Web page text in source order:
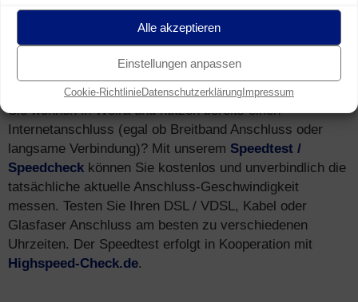
Alle akzeptieren
Einstellungen anpassen
Cookie-RichtlinieDatenschutzerklärung Impressum
für Breitband Anschluss in
Weira (Speedcheck)
Sie wohnen in Weira und nutzen bereits einen
Internetanschluss (egal ob Breitband Anschluss oder
langsame Verbindung)? Mit unserem Speedtest /
Speedcheck können Sie kostenlos und unverbindlich die
tatsächliche aktuelle Anschluss-Geschwindigkeit
messen. Testen Sie Ihren DSL / VDSL, Kabel oder
Glasfaser Anschluss am besten zu verschiedenen
Uhrzeiten. Der Speedtest erfolgt in Kooperation mit
Highspeed-Check.de.